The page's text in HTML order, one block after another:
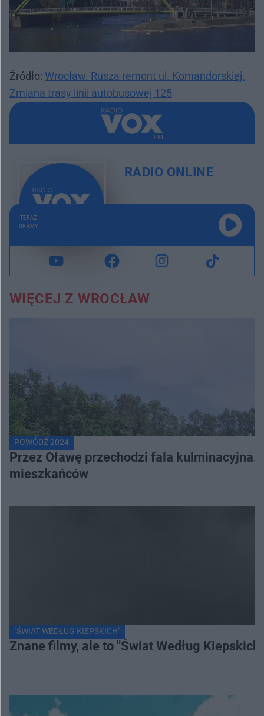
Źródło: Wrocław. Rusza remont ul. Komandorskiej.
Zmiana trasy linii autobusowej 125
RADIO ONLINE
TERAZ
GRAMY
WIĘCEJ Z WROCŁAW
POWÓDŹ 2024
Przez Oławę przechodzi fala
mieszkańców
"ŚWIAT WEDŁUG KIEPSKICH"
Znane filmy, ale to "Świat Według